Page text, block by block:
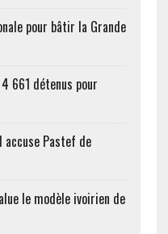
pour bâtir la Grande
661 détenus pour
accuse Pastef de
le modèle ivoirien de